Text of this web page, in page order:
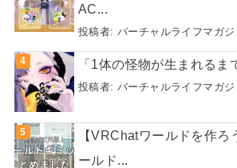
AC...
投稿者: バーチャルライフマガ
「1体の怪物が生まれる
投稿者: バーチャルライフマガ
【VRChatワールドを作ろ
ールド...